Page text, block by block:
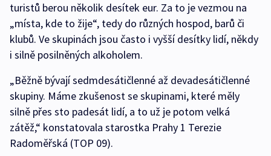
turistů berou několik desítek eur. Za to je vezmou na
„místa, kde to žije“, tedy do různých hospod, barů či
klubů. Ve skupinách jsou často i vyšší desítky lidí, někdy
i silně posilněných alkoholem.
„Běžně bývají sedmdesátičlenné až devadesátičlenné
skupiny. Máme zkušenost se skupinami, které měly
silně přes sto padesát lidí, a to už je potom velká
zátěž,“ konstatovala starostka Prahy 1 Terezie
Radoměřská (TOP 09).